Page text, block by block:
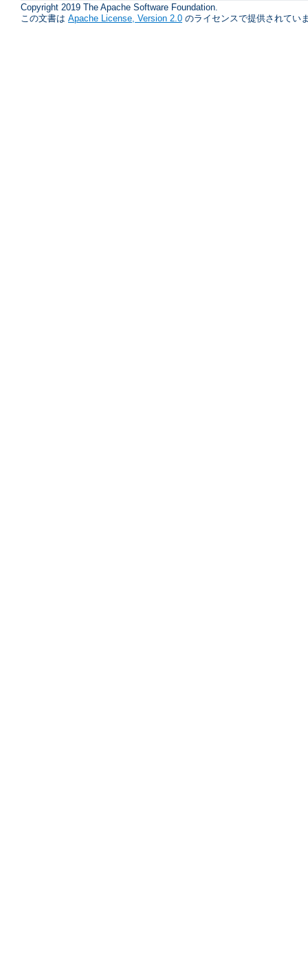
Copyright 2019 The Apache Software Foundation.
この文書は Apache License, Version 2.0 のライセンスで提供されてい